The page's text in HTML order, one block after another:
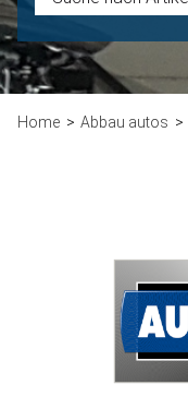
Home Abbau autos